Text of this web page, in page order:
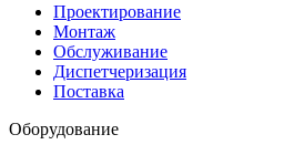
Проектирование
Монтаж
Обслуживание
Диспетчеризация
Поставка
Оборудование